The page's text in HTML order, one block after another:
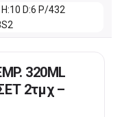
320ML
2τμχ –